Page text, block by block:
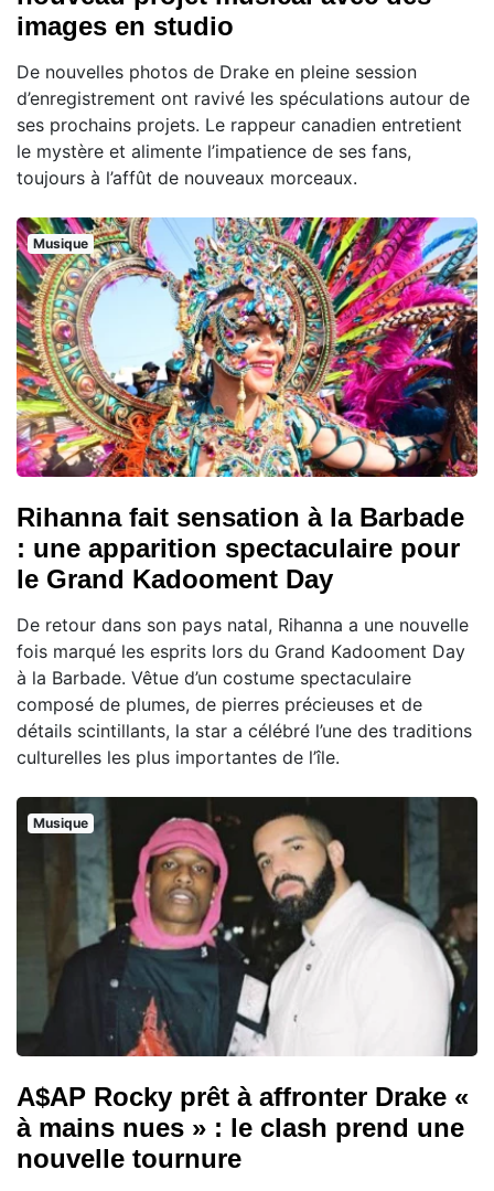
images en studio
De nouvelles photos de Drake en pleine session
d’enregistrement ont ravivé les spéculations autour de
ses prochains projets. Le rappeur canadien entretient
le mystère et alimente l’impatience de ses fans,
toujours à l’affût de nouveaux morceaux.
Musique
Rihanna fait sensation à la Barbade
: une apparition spectaculaire pour
le Grand Kadooment Day
De retour dans son pays natal, Rihanna a une nouvelle
fois marqué les esprits lors du Grand Kadooment Day
à la Barbade. Vêtue d’un costume spectaculaire
composé de plumes, de pierres précieuses et de
détails scintillants, la star a célébré l’une des traditions
culturelles les plus importantes de l’île.
Musique
A$AP Rocky prêt à affronter Drake «
à mains nues » : le clash prend une
nouvelle tournure